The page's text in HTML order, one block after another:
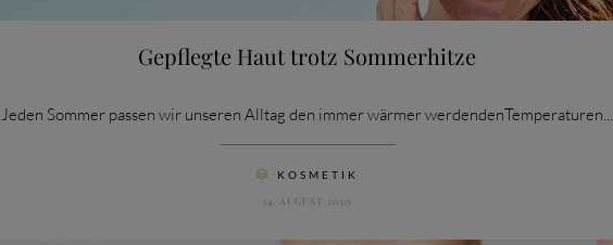
Gepflegte Haut trotz Sommerhitze
Jeden Sommer passen wir unseren Alltag den immer wärmer werdendenTemperaturen...

KOSMETIK
14. AUGUST 2020